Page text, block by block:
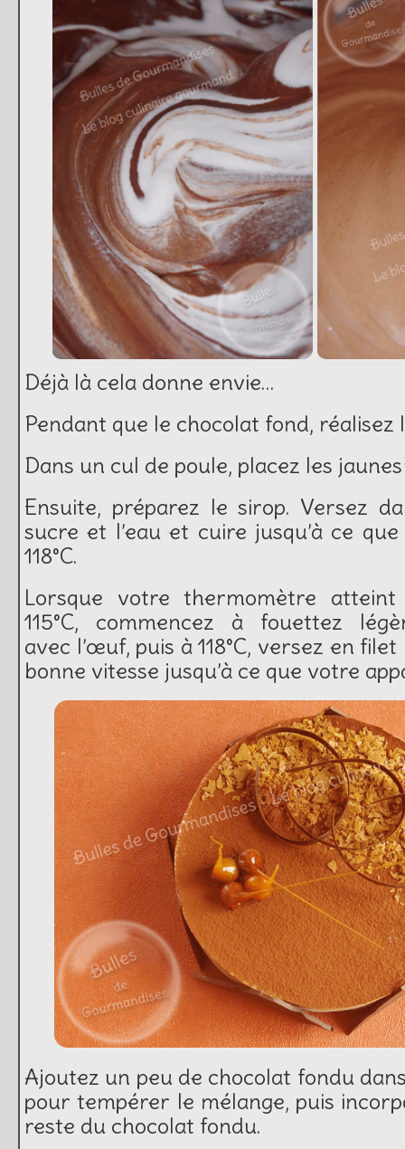
Déjà là cela donne envie…
Pendant que le chocolat fond, réalisez
Dans un cul de poule, placez les
Ensuite, préparez le sirop. Versez
sucre et l’eau et cuire jusqu’à ce
118°C.
Lorsque votre thermomètre
115°C, commencez à fouettez
avec l’œuf, puis à 118°C, versez en
bonne vitesse jusqu’à ce que votre
Ajoutez un peu de chocolat fondu
pour tempérer le mélange, puis
reste du chocolat fondu.